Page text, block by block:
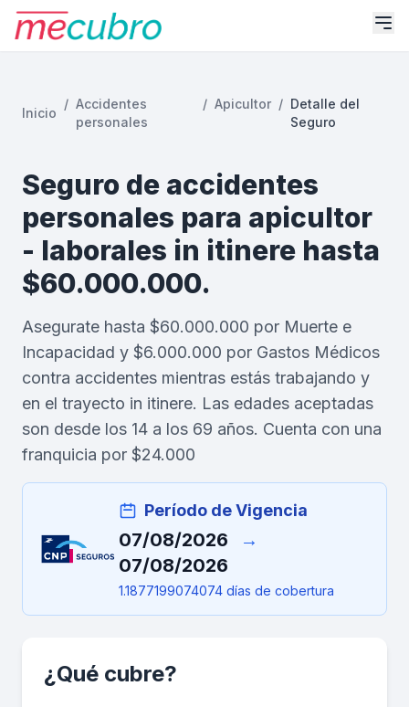
Inicio
/ Accidentes
personales
/ Apicultor / Detalle del
Seguro
Seguro de accidentes
personales para apicultor
- laborales in itinere hasta
$60.000.000.
Asegurate hasta $60.000.000 por Muerte e
Incapacidad y $6.000.000 por Gastos Médicos
contra accidentes mientras estás trabajando y
en el trayecto in itinere. Las edades aceptadas
son desde los 14 a los 69 años. Cuenta con una
franquicia por $24.000
Período de Vigencia
07/08/2026
→
07/08/2026
1.1877199074074 días de cobertura
¿Qué cubre?